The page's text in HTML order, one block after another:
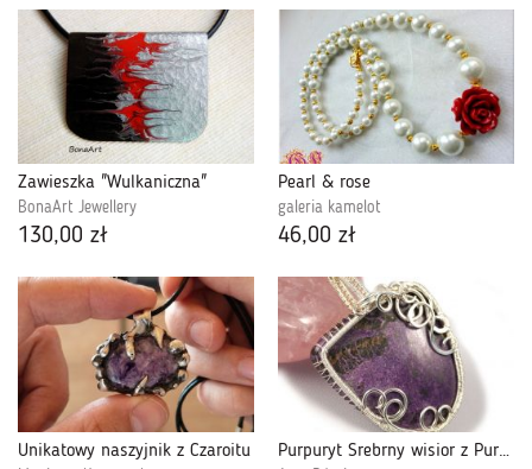
Zawieszka "Wulkaniczna"
BonaArt Jewellery
130,00 zł
Pearl & rose
galeria kamelot
46,00 zł
Unikatowy naszyjnik z Czaroitu Purpuryt Srebrny wisior z Purpurytem.